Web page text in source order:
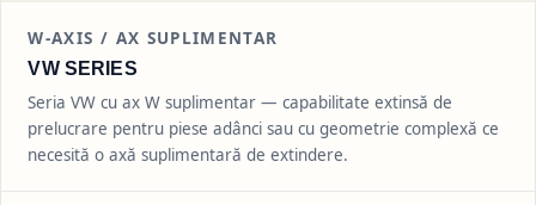
W-AXIS / AX SUPLIMENTAR
VW SERIES
Seria VW cu ax W suplimentar — capabilitate extinsă de
prelucrare pentru piese adânci sau cu geometrie complexă ce
necesită o axă suplimentară de extindere.